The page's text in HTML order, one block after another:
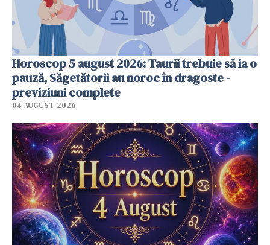
Horoscop 5 august 2026: Taurii trebuie să ia o
pauză, Săgetătorii au noroc în dragoste -
previziuni complete
04 AUGUST 2026